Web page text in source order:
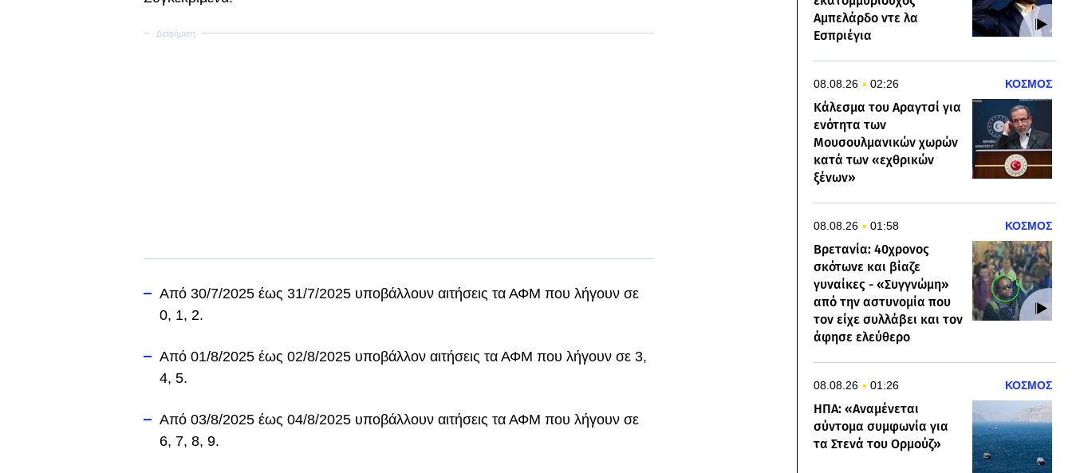
Από 30/7/2025 έως 31/7/2025 υποβάλλουν αιτήσεις τα ΑΦΜ που λήγουν σε
0, 1, 2.
Από 01/8/2025 έως 02/8/2025 υποβάλλον αιτήσεις τα ΑΦΜ που λήγουν σε 3,
4, 5.
Από 03/8/2025 έως 04/8/2025 υποβάλλουν αιτήσεις τα ΑΦΜ που λήγουν σε
6, 7, 8, 9.
Αμπελάρδο ντε λα
Εσπριέγια
08.08.26 02:26 ΚΟΣΜΟΣ
Κάλεσμα του Αραγτσί για
ενότητα των
Μουσουλμανικών χωρών
κατά των «εχθρικών
ξένων»
08.08.26 01:58 ΚΟΣΜΟΣ
Βρετανία: 40χρονος
σκότωνε και βίαζε
γυναίκες - «Συγγνώμη»
από την αστυνομία που
τον είχε συλλάβει και τον
άφησε ελεύθερο
08.08.26 01:26 ΚΟΣΜΟΣ
ΗΠΑ: «Αναμένεται
σύντομα συμφωνία για
τα Στενά του Ορμούζ»